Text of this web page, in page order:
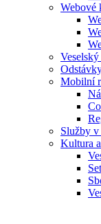
Webové
Mobilní
Služby v
Kultura